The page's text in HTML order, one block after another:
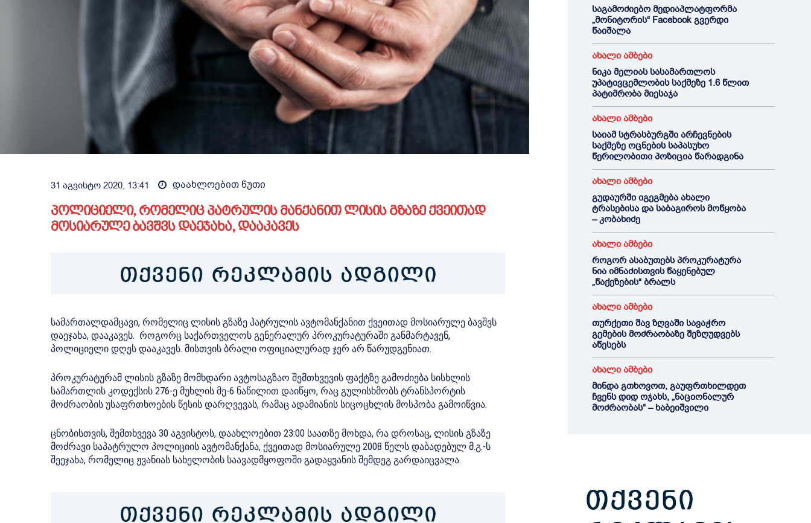
31 აგვისტო 2020, 13:41 დაახლოებით წუთი
პოლიციელი, რომელიც პატრულის მანქანით ლისის გზაზე ქვეითად
მოსიარულე ბავშვს დაეჯახა, დააკავეს
სამართალდამცავი, რომელიც ლისის გზაზე პატრულის ავტომანქანით ქვეითად მოსიარულე ბავშვს
დაეჯახა, დააკავეს. როგორც საქართველოს გენერალურ პროკურატურაში განმარტავენ,
პოლიციელი დღეს დააკავეს. მისთვის ბრალი ოფიციალურად ჯერ არ წარუდგენიათ.
პროკურატურამ ლისის გზაზე მომხდარი ავტოსაგზაო შემთხვევის ფაქტზე გამოძიება სისხლის
სამართლის კოდექსის 276-ე მუხლის მე-6 ნაწილით დაიწყო, რაც გულისხმობს ტრანსპორტის
მოძრაობის უსაფრთხოების წესის დარღვევას, რამაც ადამიანის სიცოცხლის მოსპობა გამოიწვია.
ცნობისთვის, შემთხვევა 30 აგვისტოს, დაახლოებით 23:00 საათზე მოხდა, რა დროსაც, ლისის გზაზე
მოძრავი საპატრულო პოლიციის ავტომანქანა, ქვეითად მოსიარულე 2008 წელს დაბადებულ მ.გ.-ს
შეეჯახა, რომელიც ჟვანიას სახელობის საავადმყოფოში გადაყვანის შემდეგ გარდაიცვალა.
საგამოძიებო მედიაპლატფორმა
„მონიტორის“ Facebook გვერდი
წაიშალა
ახალი ამბები
ნიკა მელიას სასამართლოს
უპატივცემლობის საქმეზე 1.6 წლით
პატიმრობა მიესაჯა
ახალი ამბები
საიამ სტრასბურგში არჩევნების
საქმეზე ოცნების საპასუხო
წერილობითი პოზიცია წარადგინა
ახალი ამბები
გუდაურში იგეგმება ახალი
ტრასებისა და საბაგიროს მოწყობა
– კობახიძე
ახალი ამბები
როგორ ასაბუთებს პროკურატურა
ნია იმნაძისთვის წაყენებულ
„წაქეზების“ ბრალს
ახალი ამბები
თურქეთი შავ ზღვაში სავაჭრო
გემების მოძრაობაზე შეზღუდვებს
აწესებს
ახალი ამბები
მინდა გთხოვოთ, გაუფრთხილდეთ
ჩვენს დიდ ოჯახს, „ნაციონალურ
მოძრაობას“ – ხაბეიშვილი